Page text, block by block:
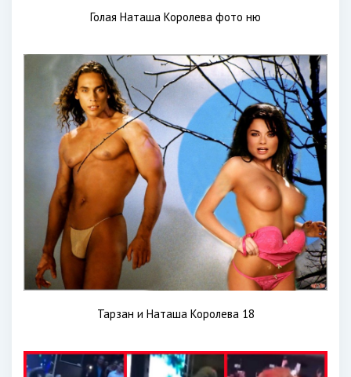
Голая Наташа Королева фото ню
Тарзан и Наташа Королева 18